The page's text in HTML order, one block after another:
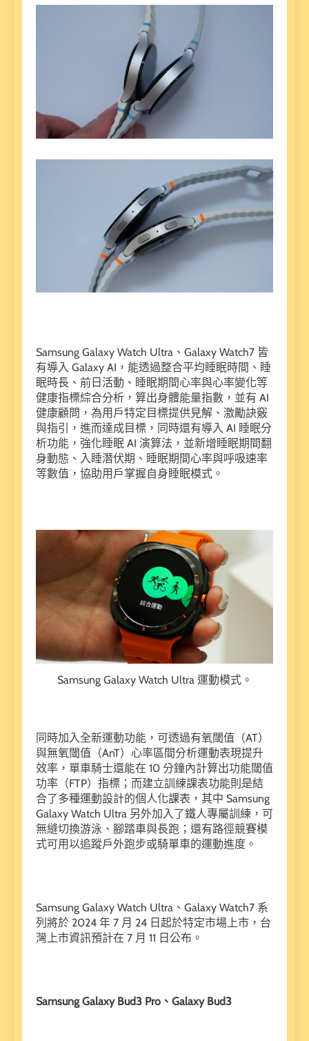
Samsung Galaxy Watch Ultra、Galaxy Watch7 皆
有導入 Galaxy AI，能透過整合平均睡眠時間、睡
眠時長、前日活動、睡眠期間心率與心率變化等
健康指標綜合分析，算出身體能量指數，並有 AI
健康顧問，為用戶特定目標提供見解、激勵訣竅
與指引，進而達成目標，同時還有導入 AI 睡眠分
析功能，強化睡眠 AI 演算法，並新增睡眠期間翻
身動態、入睡潛伏期、睡眠期間心率與呼吸速率
等數值，協助用戶掌握自身睡眠模式。
Samsung Galaxy Watch Ultra 運動模式。
同時加入全新運動功能，可透過有氧閾值（AT）
與無氧閾值（AnT）心率區間分析運動表現提升
效率，單車騎士還能在 10 分鐘內計算出功能閾值
功率（FTP）指標；而建立訓練課表功能則是結
合了多種運動設計的個人化課表，其中 Samsung
Galaxy Watch Ultra 另外加入了鐵人專屬訓練，可
無縫切換游泳、腳踏車與長跑；還有路徑競賽模
式可用以追蹤戶外跑步或騎單車的運動進度。
Samsung Galaxy Watch Ultra、Galaxy Watch7 系
列將於 2024 年 7 月 24 日起於特定市場上市，台
灣上市資訊預計在 7 月 11 日公布。
Samsung Galaxy Bud3 Pro、Galaxy Bud3